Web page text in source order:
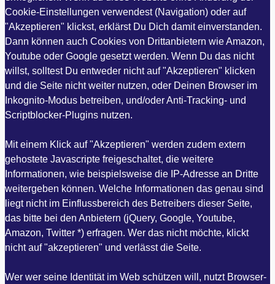
Cookie-Einstellungen verwendest (Navigation) oder auf
"Akzeptieren" klickst, erklärst Du Dich damit einverstanden.
Dann können auch Cookies von Drittanbietern wie Amazon,
Youtube oder Google gesetzt werden. Wenn Du das nicht
willst, solltest Du entweder nicht auf "Akzeptieren" klicken
und die Seite nicht weiter nutzen, oder Deinen Browser im
Inkognito-Modus betreiben, und/oder Anti-Tracking- und
Scriptblocker-Plugins nutzen.
Mit einem Klick auf "Akzeptieren" werden zudem extern
gehostete Javascripte freigeschaltet, die weitere
Informationen, wie beispielsweise die IP-Adresse an Dritte
weitergeben können. Welche Informationen das genau sind
liegt nicht im Einflussbereich des Betreibers dieser Seite,
das bitte bei den Anbietern (jQuery, Google, Youtube,
Amazon, Twitter *) erfragen. Wer das nicht möchte, klickt
nicht auf "akzeptieren" und verlässt die Seite.
Wer wer seine Identität im Web schützen will, nutzt Browser-